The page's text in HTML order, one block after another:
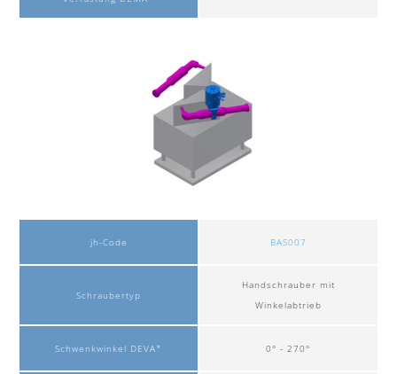
jh-Code
Schraubertyp
Schwenkwinkel DEVA*
BAS007
Handschrauber mit
Winkelabtrieb
0° - 270°